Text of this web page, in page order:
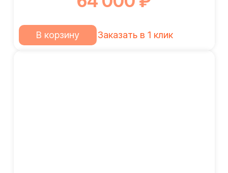
В корзину Заказать в 1 клик